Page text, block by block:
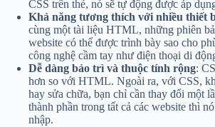
CSS trên thẻ, nó sẽ tự động được áp
Khả năng tương thích với nhiều thiết
cùng một tài liệu HTML, những phiên
website có thể được trình bày sao cho
công nghệ cầm tay như điện thoại di
Dễ dàng bảo trì và thuộc tính rộng:
hơn so với HTML. Ngoài ra, với CSS,
hay sửa chữa, bạn chỉ cần thay đổi một
thành phần trong tất cả các website thì
nhập.